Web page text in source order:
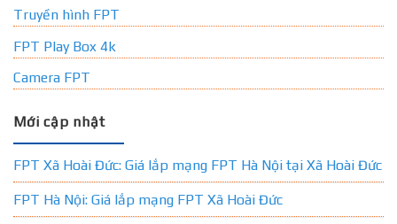
Truyền hình FPT
FPT Play Box 4k
Camera FPT
Mới cập nhật
FPT Xã Hoài Đức: Giá lắp mạng FPT Hà Nội tại Xã Hoài Đức
FPT Hà Nội: Giá lắp mạng FPT Xã Hoài Đức